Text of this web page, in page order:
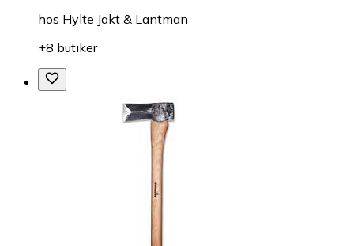
hos Hylte Jakt & Lantman
+8 butiker